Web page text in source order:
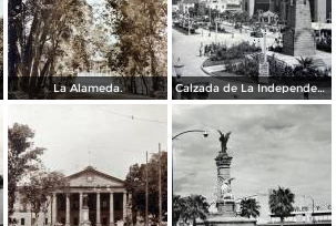
La Alameda. Calzada de La Independencia y Mto. a Juarez Guadalajara, Jalisco. ( Circulada el 5 de Septiembre de 1929 ).